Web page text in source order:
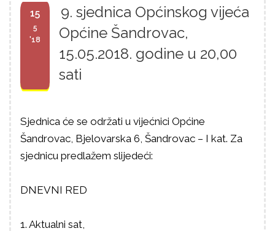
15
5
'18
9. sjednica Općinskog vijeća
Općine Šandrovac,
15.05.2018. godine u 20,00
sati
Sjednica će se održati u vijećnici Općine
Šandrovac, Bjelovarska 6, Šandrovac – I kat. Za
sjednicu predlažem slijedeći:
DNEVNI RED
1. Aktualni sat,